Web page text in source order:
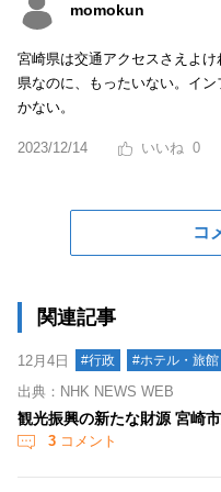
momokun
宮崎県は交通アクセスさえよ
県なのに、もったいない。イ
かない。
2023/12/14 0
コ
関連記事
12月4日 #行政 #ホテル・旅館
出典：NHK NEWS WEB
観光振興の新たな財源 宮崎
3 コメント